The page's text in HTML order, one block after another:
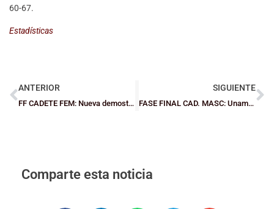
60-67.
Estadísticas
ANTERIOR
FF CADETE FEM: Nueva demostración de Loiola y Gernika se rehace
SIGUIENTE
FASE FINAL CAD. MASC: Unamuno, campeón con solvencia
Comparte esta noticia